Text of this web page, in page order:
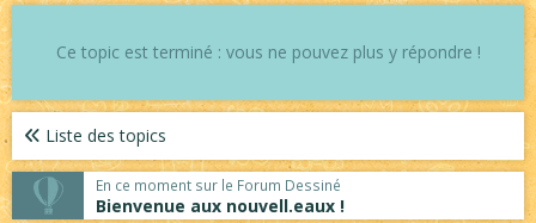
Ce topic est terminé : vous ne pouvez plus y répondre !
Liste des topics
En ce moment sur le Forum Dessiné
Bienvenue aux nouvell.eaux !